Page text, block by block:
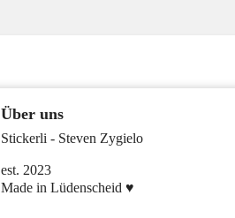
Über uns
Stickerli - Steven Zygielo
est. 2023
Made in Lüdenscheid ♥